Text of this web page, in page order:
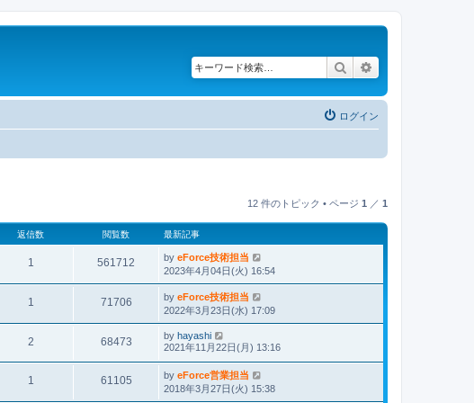
検索
ログイン
12 件のトピック • ページ 1 ／ 1
返信数 閲覧数 最新記事
1 561712 by eForce技術担当
2023年4月04日(火) 16:54
1 71706 by eForce技術担当
2022年3月23日(水) 17:09
2 68473 by hayashi
2021年11月22日(月) 13:16
1 61105 by eForce営業担当
2018年3月27日(火) 15:38